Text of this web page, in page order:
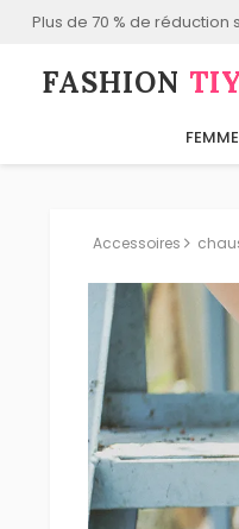
Plus de 70 % de
FASHION⁠
Accessoires